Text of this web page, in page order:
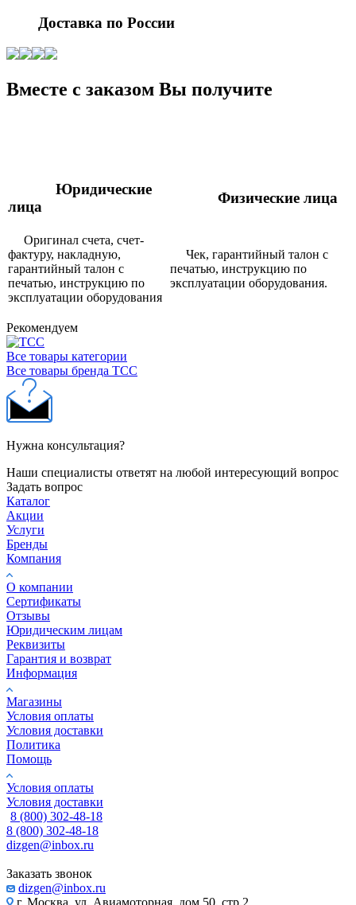
Доставка по России
Вместе с заказом Вы получите
Юридические
лица
Физические лица
Оригинал счета, счет-
фактуру, накладную,
гарантийный талон с
печатью, инструкцию по
эксплуатации оборудования
Чек, гарантийный талон с
печатью, инструкцию по
эксплуатации оборудования.
Рекомендуем
Все товары категории
Все товары бренда ТСС
Нужна консультация?
Наши специалисты ответят на любой интересующий вопрос
Задать вопрос
Каталог
Акции
Услуги
Бренды
Компания
О компании
Сертификаты
Отзывы
Юридическим лицам
Реквизиты
Гарантия и возврат
Информация
Магазины
Условия оплаты
Условия доставки
Политика
Помощь
Условия оплаты
Условия доставки
8 (800) 302-48-18
8 (800) 302-48-18
dizgen@inbox.ru
Заказать звонок
dizgen@inbox.ru
г. Москва, ул. Авиамоторная, дом 50, стр.2